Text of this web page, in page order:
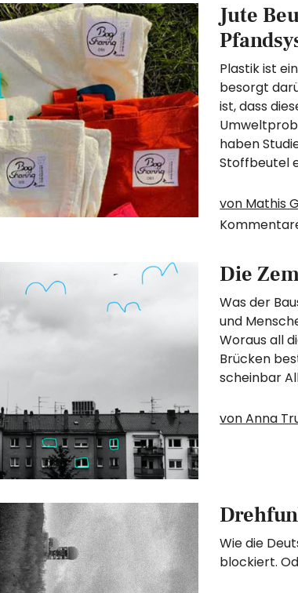
Jute
Plastik ist
besorgt
ist, dass
haben
Stoffbeutel
von Mathis
Die
Was der
und
Woraus all
Brücken
scheinbar
von Anna
Wie die
blockiert.